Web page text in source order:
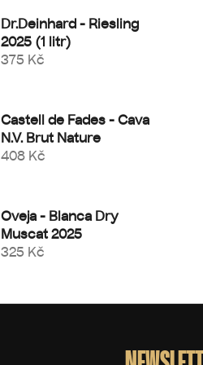
Dr.Deinhard - Riesling
2025 (1 litr)
375 Kč
Castell de Fades - Cava
N.V. Brut Nature
408 Kč
Oveja - Blanca Dry
Muscat 2025
325 Kč